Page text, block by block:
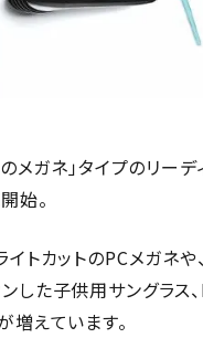
メガネ」タイプのリー
始。
イトカットのPCメガネ
した子供用サングラス
増えています。